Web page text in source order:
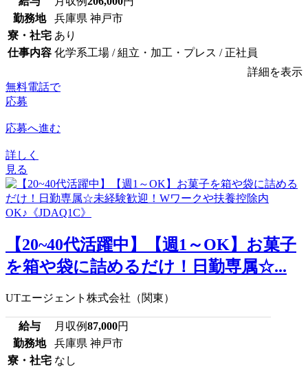
勤務地
兵庫県 神戸市
寮・社宅 あり
仕事内容 化学系工場 / 組立・加工・プレス / 正社員
詳細を表示
無料電話で
応募
応募へ進む
詳しく
見る
【20~40代活躍中】【週1～OK】お菓子
を箱や袋に詰めるだけ！日勤専属☆...
UTエージェント株式会社（関東）
給与 月収例87,000円
勤務地
兵庫県 神戸市
寮・社宅 なし